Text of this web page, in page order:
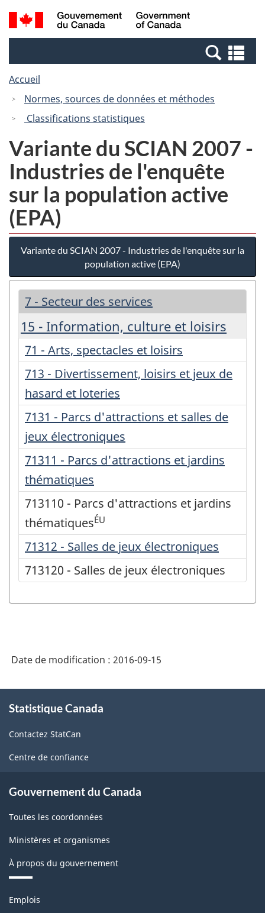
Passer
au
Passer
à
Canada
Recherche
et
et
Accueil
Normes, sources de données et méthodes
Classifications statistiques
Variante du SCIAN 2007 -
Industries de l'enquête
sur la population active
(EPA)
Variante du SCIAN 2007 - Industries de l'enquête sur la
population active (EPA)
7 - Secteur des services
15 - Information, culture et loisirs
71 - Arts, spectacles et loisirs
713 - Divertissement, loisirs et jeux de
hasard et loteries
7131 - Parcs d'attractions et salles de
jeux électroniques
71311 - Parcs d'attractions et jardins
thématiques
713110 - Parcs d'attractions et jardins
thématiquesÉU
71312 - Salles de jeux électroniques
713120 - Salles de jeux électroniques
Date de modification : 2016-09-15
propos
ce
site
Statistique Canada
Contactez StatCan
Centre de confiance
Gouvernement du Canada
Toutes les coordonnées
Ministères et organismes
À propos du gouvernement
Thèmes
Emplois